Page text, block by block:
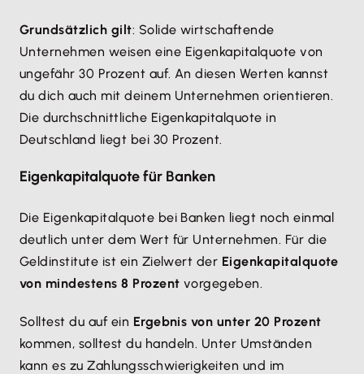
Grundsätzlich gilt: Solide wirtschaftende
Unternehmen weisen eine Eigenkapitalquote von
ungefähr 30 Prozent auf. An diesen Werten kannst
du dich auch mit deinem Unternehmen orientieren.
Die durchschnittliche Eigenkapitalquote in
Deutschland liegt bei 30 Prozent.
Eigenkapitalquote für Banken
Die Eigenkapitalquote bei Banken liegt noch einmal
deutlich unter dem Wert für Unternehmen. Für die
Geldinstitute ist ein Zielwert der Eigenkapitalquote
von mindestens 8 Prozent vorgegeben.
Solltest du auf ein Ergebnis von unter 20 Prozent
kommen, solltest du handeln. Unter Umständen
kann es zu Zahlungsschwierigkeiten und im